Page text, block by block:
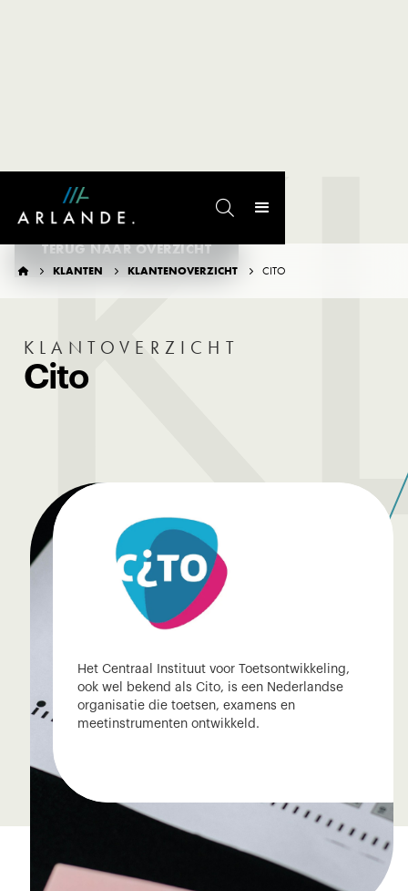

  KLANTEN  KLANTENOVERZICHT  CITO
TERUG NAAR OVERZICHT
KLANTOVERZICHT
Cito
Het Centraal Instituut voor Toetsontwikkeling,
ook wel bekend als Cito, is een Nederlandse
organisatie die toetsen, examens en
meetinstrumenten ontwikkeld.